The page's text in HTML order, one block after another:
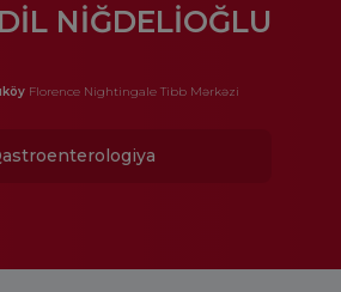
NİĞDELİOĞLU
Florence Nightingale Tibb Mərkəzi